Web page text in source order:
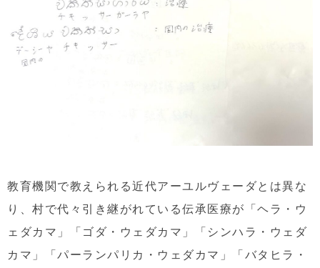
教育機関で教えられる近代アーユルヴェーダとは異な
り、村で代々引き継がれている伝承医療が「ヘラ・ウ
ェダカマ」「ゴダ・ウェダカマ」「シンハラ・ウェダ
カマ」「パーランパリカ・ウェダカマ」「バタヒラ・